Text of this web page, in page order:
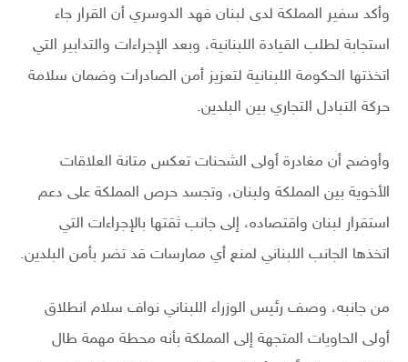
وأكد سفير المملكة لدى لبنان فهد الدوسري أن القرار جاء
استجابة لطلب القيادة اللبنانية، وبعد الإجراءات والتدابير التي
اتخذتها الحكومة اللبنانية لتعزيز أمن الصادرات وضمان سلامة
حركة التبادل التجاري بين البلدين.
وأوضح أن مغادرة أولى الشحنات تعكس متانة العلاقات
الأخوية بين المملكة ولبنان، وتجسد حرص المملكة على دعم
استقرار لبنان واقتصاده، إلى جانب ثقتها بالإجراءات التي
اتخذها الجانب اللبناني لمنع أي ممارسات قد تضر بأمن البلدين.
من جانبه، وصف رئيس الوزراء اللبناني نواف سلام انطلاق
أولى الحاويات المتجهة إلى المملكة بأنه محطة مهمة طال